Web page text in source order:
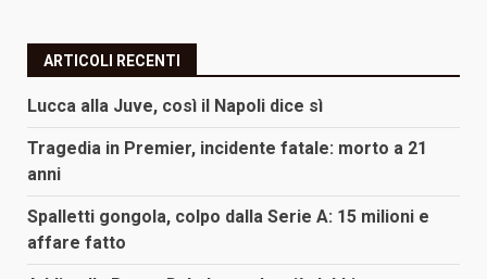
ARTICOLI RECENTI
Lucca alla Juve, così il Napoli dice sì
Tragedia in Premier, incidente fatale: morto a 21
anni
Spalletti gongola, colpo dalla Serie A: 15 milioni e
affare fatto